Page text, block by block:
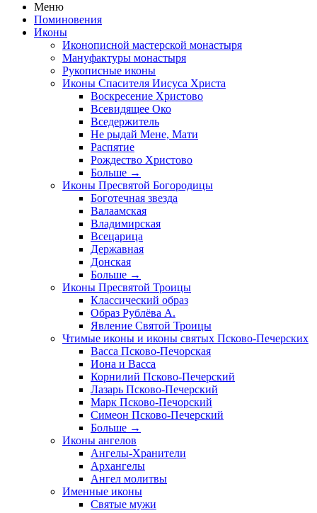
Меню
Поминовения
Иконы
Иконописной мастерской монастыря
Мануфактуры монастыря
Рукописные иконы
Иконы Спасителя Иисуса Христа
Воскресение Христово
Всевидящее Око
Вседержитель
Не рыдай Мене, Мати
Распятие
Рождество Христово
Больше →
Иконы Пресвятой Богородицы
Боготечная звезда
Валаамская
Владимирская
Всецарица
Державная
Донская
Больше →
Иконы Пресвятой Троицы
Классический образ
Образ Рублёва А.
Явление Святой Троицы
Чтимые иконы и иконы святых Псково-Печерских
Васса Псково-Печорская
Иона и Васса
Корнилий Псково-Печерский
Лазарь Псково-Печерский
Марк Псково-Печорский
Симеон Псково-Печерский
Больше →
Иконы ангелов
Ангелы-Хранители
Архангелы
Ангел молитвы
Именные иконы
Святые мужи